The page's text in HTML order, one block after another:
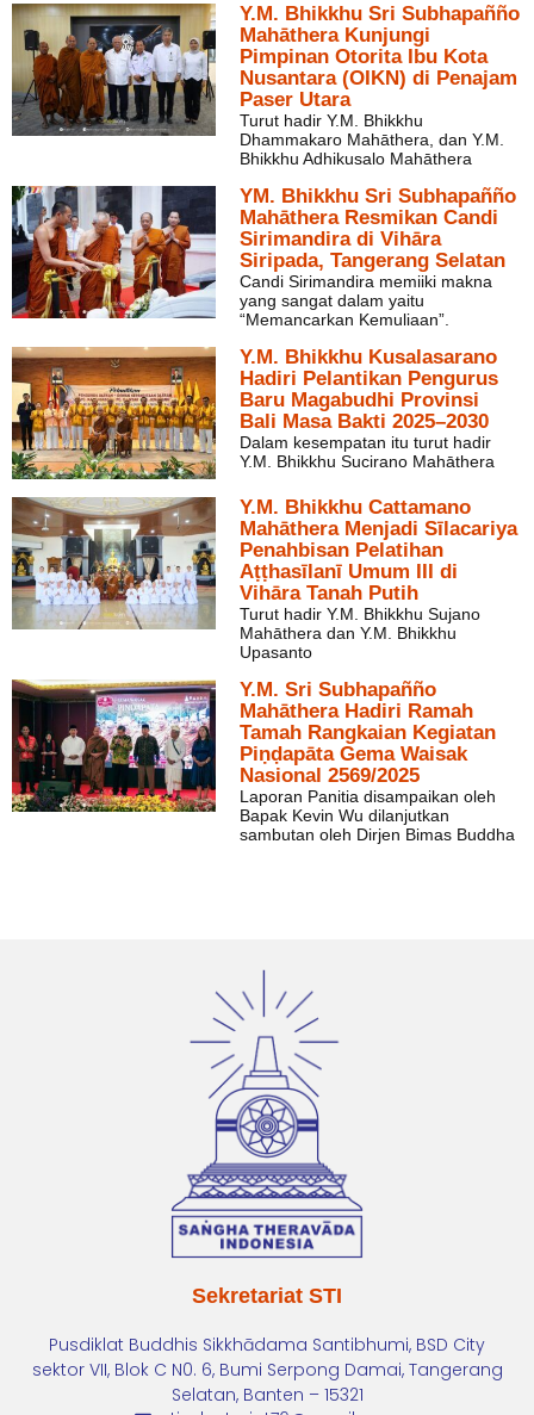
Y.M. Bhikkhu Sri Subhapañño
Mahāthera Kunjungi
Pimpinan Otorita Ibu Kota
Nusantara (OIKN) di Penajam
Paser Utara
Turut hadir Y.M. Bhikkhu
Dhammakaro Mahāthera, dan Y.M.
Bhikkhu Adhikusalo Mahāthera
YM. Bhikkhu Sri Subhapañño
Mahāthera Resmikan Candi
Sirimandira di Vihāra
Siripada, Tangerang Selatan
Candi Sirimandira memiiki makna
yang sangat dalam yaitu
“Memancarkan Kemuliaan”.
Y.M. Bhikkhu Kusalasarano
Hadiri Pelantikan Pengurus
Baru Magabudhi Provinsi
Bali Masa Bakti 2025–2030
Dalam kesempatan itu turut hadir
Y.M. Bhikkhu Sucirano Mahāthera
Y.M. Bhikkhu Cattamano
Mahāthera Menjadi Sīlacariya
Penahbisan Pelatihan
Aṭṭhasīlanī Umum III di
Vihāra Tanah Putih
Turut hadir Y.M. Bhikkhu Sujano
Mahāthera dan Y.M. Bhikkhu
Upasanto
Y.M. Sri Subhapañño
Mahāthera Hadiri Ramah
Tamah Rangkaian Kegiatan
Piṇḍapāta Gema Waisak
Nasional 2569/2025
Laporan Panitia disampaikan oleh
Bapak Kevin Wu dilanjutkan
sambutan oleh Dirjen Bimas Buddha
Sekretariat STI
Pusdiklat Buddhis Sikkhādama Santibhumi, BSD City
sektor VII, Blok C N0. 6, Bumi Serpong Damai, Tangerang
Selatan, Banten – 15321